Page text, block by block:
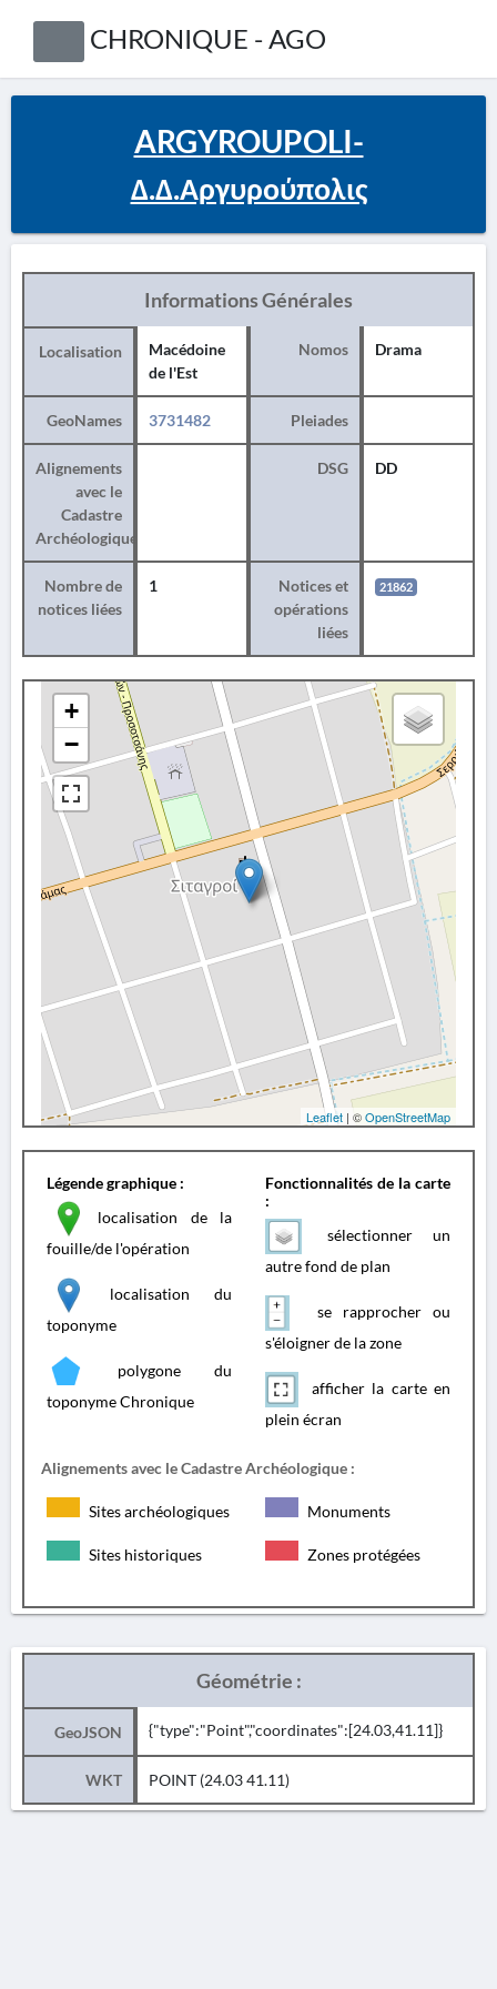
CHRONIQUE - AGO
ARGYROUPOLI-
Δ.Δ.Αργυρούπολις
Informations Générales
Localisation
Macédoine
de l'Est
Nomos Drama
GeoNames 3731482 Pleiades
Alignements
avec le
Cadastre
Archéologique
DSG DD
Nombre de
notices liées
1
Notices et
opérations
liées
21862
+
−
Leaflet | ©OpenStreetMap
Légende graphique :
localisation de la
fouille/de l'opération
localisation du
toponyme
polygone du
toponyme Chronique
Fonctionnalités de la carte
:
sélectionner un
autre fond de plan
se rapprocher ou
s'éloigner de la zone
afficher la carte en
plein écran
Alignements avec le Cadastre Archéologique :
Sites archéologiques Monuments
Sites historiques Zones protégées
Géométrie :
GeoJSON {"type":"Point","coordinates":[24.03,41.11]}
WKT POINT (24.03 41.11)